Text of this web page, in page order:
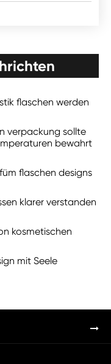
flaschen werden
verpackung sollte
bewahrt
flaschen designs
klarer verstanden
kosmetischen
mit Seele